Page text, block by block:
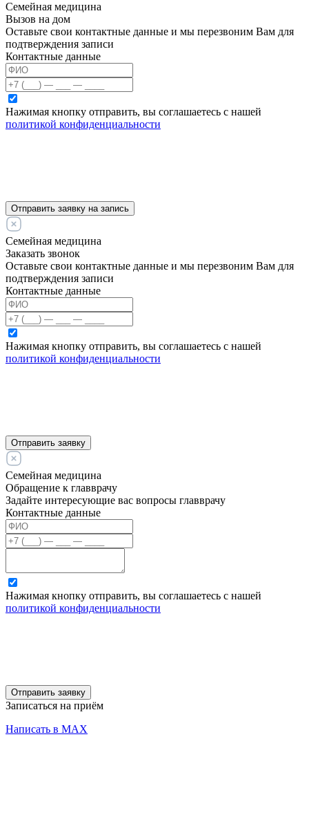
Семейная медицина
Вызов на дом
Оставьте свои контактные данные и мы перезвоним Вам для
подтверждения записи
Контактные данные
Нажимая кнопку отправить, вы соглашаетесь с нашей
политикой конфиденциальности
Отправить заявку на запись
Семейная медицина
Заказать звонок
Оставьте свои контактные данные и мы перезвоним Вам для
подтверждения записи
Контактные данные
Нажимая кнопку отправить, вы соглашаетесь с нашей
политикой конфиденциальности
Отправить заявку
Семейная медицина
Обращение к главврачу
Задайте интересующие вас вопросы главврачу
Контактные данные
Нажимая кнопку отправить, вы соглашаетесь с нашей
политикой конфиденциальности
Отправить заявку
Записаться на приём
Написать в MAX